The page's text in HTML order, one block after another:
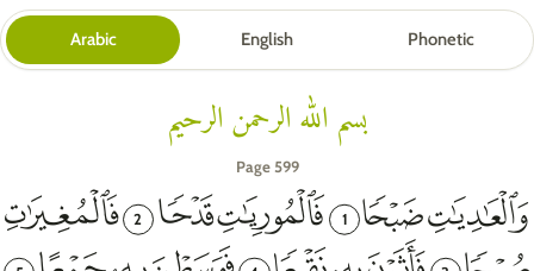
Arabic English Phonetic
بسم الله الرحمن الرحيم
Page 599
1
2